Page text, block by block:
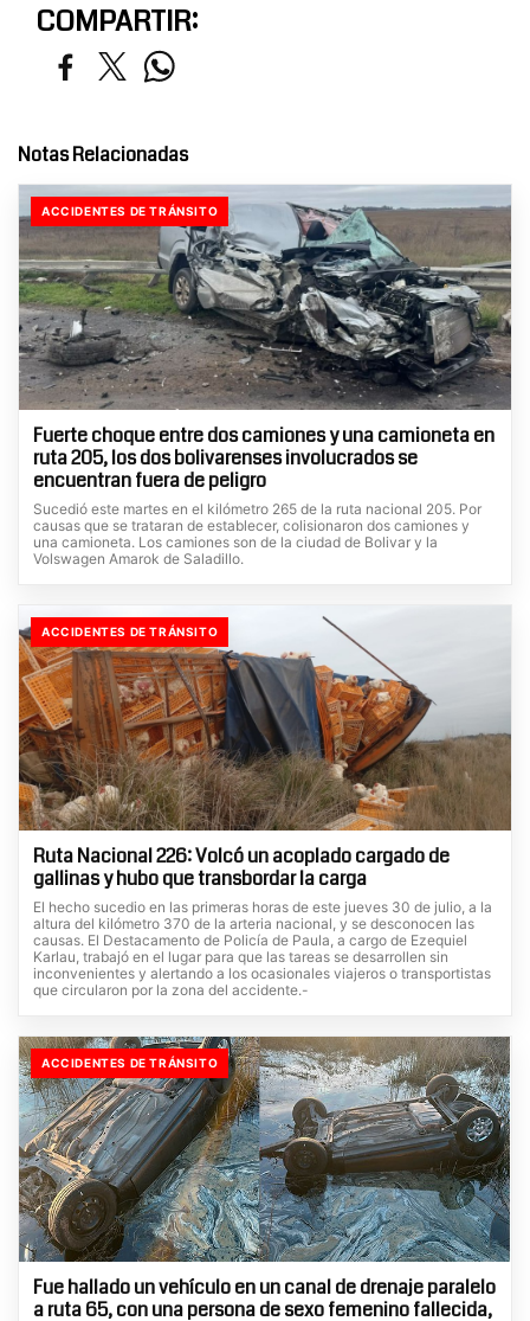
COMPARTIR:
Notas Relacionadas
ACCIDENTES DE TRÁNSITO
Fuerte choque entre dos camiones y una camioneta en
ruta 205, los dos bolivarenses involucrados se
encuentran fuera de peligro
Sucedió este martes en el kilómetro 265 de la ruta nacional 205. Por
causas que se trataran de establecer, colisionaron dos camiones y
una camioneta. Los camiones son de la ciudad de Bolivar y la
Volswagen Amarok de Saladillo.
ACCIDENTES DE TRÁNSITO
Ruta Nacional 226: Volcó un acoplado cargado de
gallinas y hubo que transbordar la carga
El hecho sucedio en las primeras horas de este jueves 30 de julio, a la
altura del kilómetro 370 de la arteria nacional, y se desconocen las
causas. El Destacamento de Policía de Paula, a cargo de Ezequiel
Karlau, trabajó en el lugar para que las tareas se desarrollen sin
inconvenientes y alertando a los ocasionales viajeros o transportistas
que circularon por la zona del accidente.-
ACCIDENTES DE TRÁNSITO
Fue hallado un vehículo en un canal de drenaje paralelo
a ruta 65, con una persona de sexo femenino fallecida,